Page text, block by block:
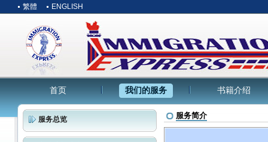
繁體 ENGLISH
首页 我们的服务 书籍介绍
服务总览 服务简介